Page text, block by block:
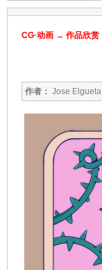
CG·动画 → 作品欣赏
作者： Jose Elgueta